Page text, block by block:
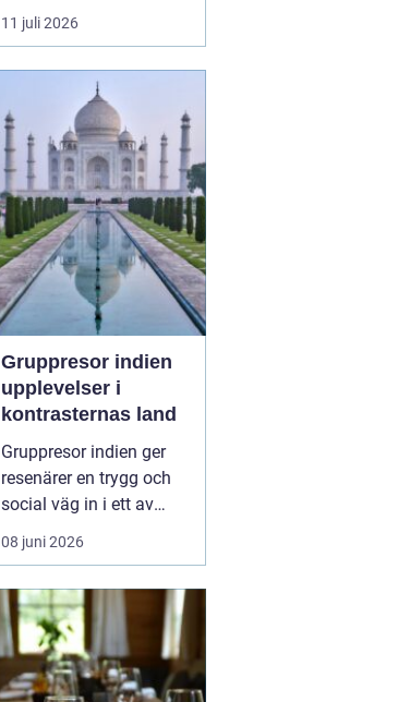
kombinera enkel logistik,
prisvärda lösningar och
11 juli 2026
Gruppresor indien
upplevelser i
kontrasternas land
Gruppresor indien ger
resenärer en trygg och
social väg in i ett av
världens mest färgstarka
länder. Landet bjuder på
heliga platser och
myllrande städer, mellan
snöklädda bergstoppar
och tropiska stränder.
08 juni 2026